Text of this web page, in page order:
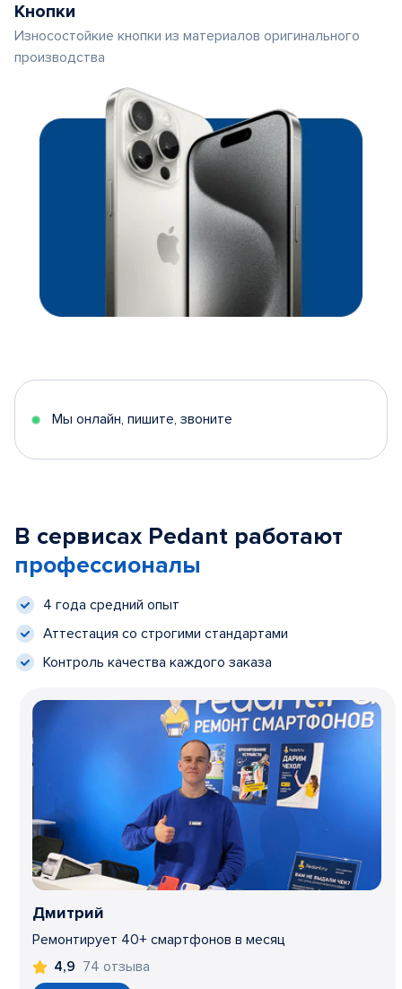
Кнопки
Износостойкие кнопки из материалов оригинального
производства
Мы онлайн, пишите, звоните
В сервисах Pedant работают
профессионалы
4 года средний опыт
Аттестация со строгими стандартами
Контроль качества каждого заказа
Дмитрий
Ремонтирует 40+ смартфонов в месяц
4,9 74 отзыва